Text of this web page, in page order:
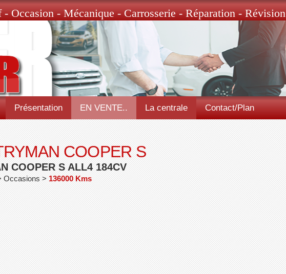
Occasion - Mécanique - Carrosserie - Réparation - Révision
Présentation EN VENTE.. La centrale Contact/Plan
COOPER S
COOPER S ALL4 184CV
Occasions >136000 Kms